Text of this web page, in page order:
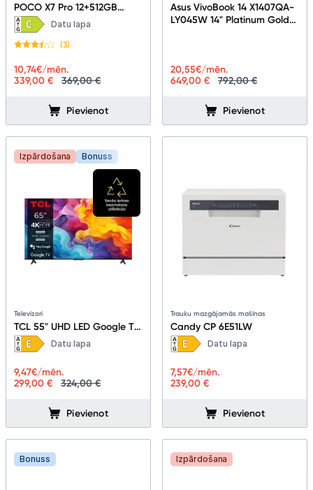
POCO X7 Pro 12+512GB
Yellow
Datu lapa
(3)
339,00 € 369,00 €
10,74€/mēn.
Pievienot
Asus VivoBook 14 X1407QA-
LY045W 14" Platinum Gold
649,00 € 792,00 €
20,55€/mēn.
Pievienot
Izpārdošana Bonuss
Televizori
TCL 55" UHD LED Google TV
55V6B
Datu lapa
299,00 € 324,00 €
9,47€/mēn.
Pievienot
Trauku mazgājamās mašīnas
Candy CP 6E51LW
Datu lapa
239,00 €
7,57€/mēn.
Pievienot
Bonuss Izpārdošana